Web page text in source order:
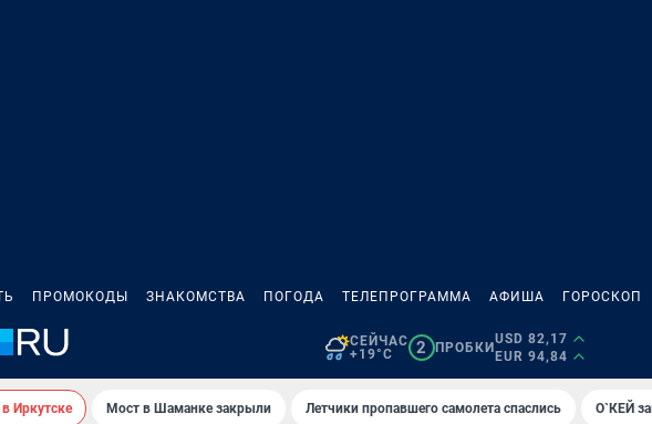
ПРОМОКОДЫ ЗНАКОМСТВА ПОГОДА ТЕЛЕПРОГРАММА АФИША ГОРОСКОП
СЕЙЧАС
+19°C
2 ПРОБКИ
USD 82,17
EUR 94,84
Иркутске Мост в Шаманке закрыли Летчики пропавшего самолета спаслись О`КЕЙ